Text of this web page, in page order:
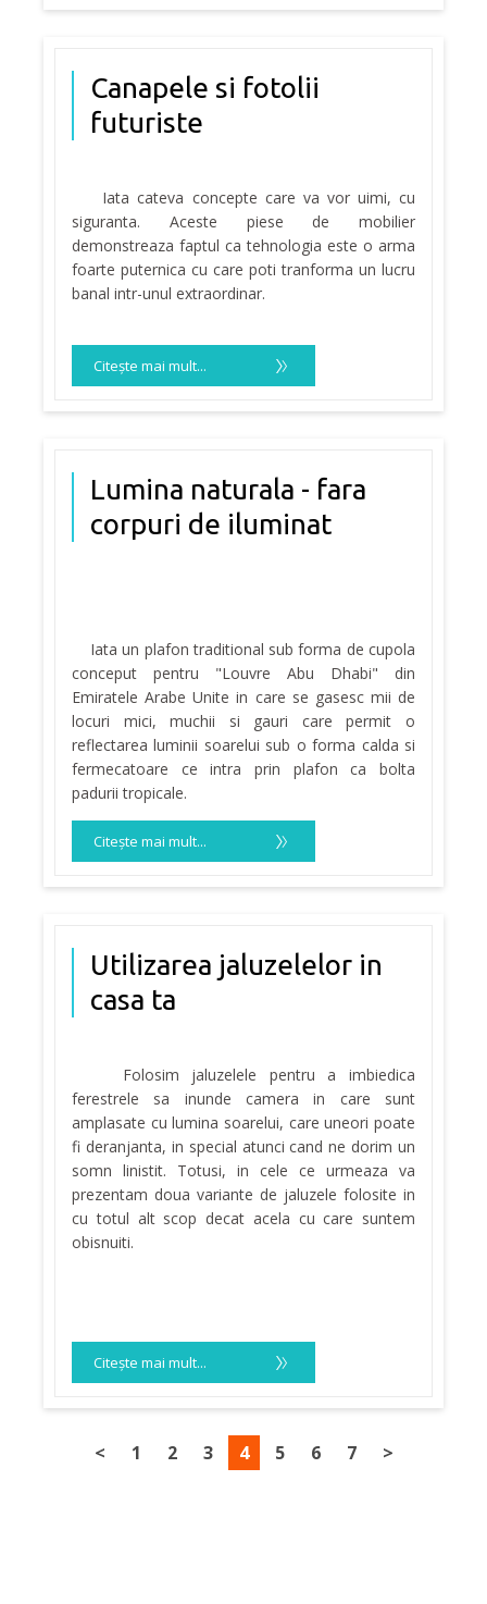
Canapele si fotolii
futuriste
Iata cateva concepte care va vor uimi, cu
siguranta. Aceste piese de mobilier
demonstreaza faptul ca tehnologia este o arma
foarte puternica cu care poti tranforma un lucru
banal intr-unul extraordinar.
Citeşte mai mult...
Lumina naturala - fara
corpuri de iluminat
Iata un plafon traditional sub forma de cupola
conceput pentru "Louvre Abu Dhabi" din
Emiratele Arabe Unite in care se gasesc mii de
locuri mici, muchii si gauri care permit o
reflectarea luminii soarelui sub o forma calda si
fermecatoare ce intra prin plafon ca bolta
padurii tropicale.
Citeşte mai mult...
Utilizarea jaluzelelor in
casa ta
Folosim jaluzelele pentru a imbiedica
ferestrele sa inunde camera in care sunt
amplasate cu lumina soarelui, care uneori poate
fi deranjanta, in special atunci cand ne dorim un
somn linistit. Totusi, in cele ce urmeaza va
prezentam doua variante de jaluzele folosite in
cu totul alt scop decat acela cu care suntem
obisnuiti.
Citeşte mai mult...
< 1 2 3 4 5 6 7 >